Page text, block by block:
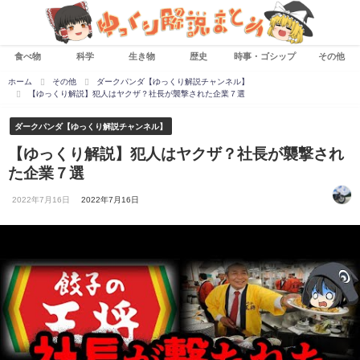
食べ物 科学 生き物 歴史 時事・ゴシップ その他
ホーム その他
ダークパンダ【ゆっくり解説チャンネル】
【ゆっくり解説】犯人はヤクザ？社長が襲撃された企業７選
ダークパンダ【ゆっくり解説チャンネル】
【ゆっくり解説】犯人はヤクザ？社長が襲撃され
た企業７選
2022年7月16日 2022年7月16日